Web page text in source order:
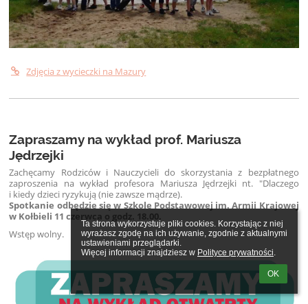
Ta strona wykorzystuje pliki cookies. Korzystając z niej
wyrażasz zgodę na ich używanie, zgodnie z aktualnymi
ustawieniami przeglądarki.
Więcej informacji znajdziesz w Polityce prywatności.
OK
Zdjęcia z wycieczki na Mazury
Zapraszamy na wykład prof. Mariusza
Jędrzejki
Zachęcamy Rodziców i Nauczycieli do skorzystania z bezpłatnego
zaproszenia na wykład profesora Mariusza Jędrzejki nt. "Dlaczego
i kiedy dzieci ryzykują (nie zawsze mądrze).
Spotkanie odbędzie się w Szkole Podstawowej im. Armii Krajowej
w Kołbieli 11 czerwca o godz. 18.00.
Wstęp wolny.